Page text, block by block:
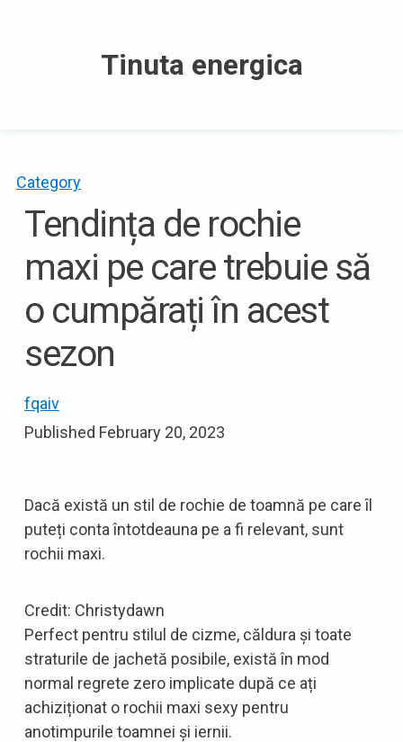
Tinuta energica
Category
Tendința de rochie
maxi pe care trebuie să
o cumpărați în acest
sezon
fqaiv
Published February 20, 2023
Dacă există un stil de rochie de toamnă pe care îl
puteți conta întotdeauna pe a fi relevant, sunt
rochii maxi.
Credit: Christydawn
Perfect pentru stilul de cizme, căldura și toate
straturile de jachetă posibile, există în mod
normal regrete zero implicate după ce ați
achiziționat o rochii maxi sexy pentru
anotimpurile toamnei și iernii.